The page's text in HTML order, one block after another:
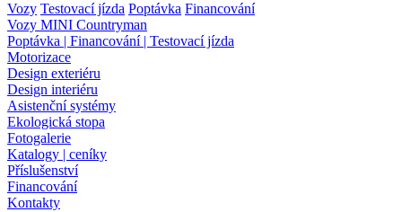
Vozy Testovací jízda Poptávka Financování
Vozy MINI Countryman
Poptávka | Financování | Testovací jízda
Motorizace
Design exteriéru
Design interiéru
Asistenční systémy
Ekologická stopa
Fotogalerie
Katalogy | ceníky
Příslušenství
Financování
Kontakty